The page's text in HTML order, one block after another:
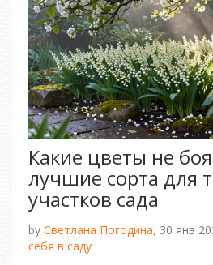
Какие цветы не
лучшие сорта для
участков сада
by Светлана Погодина, 30 янв
себя в саду